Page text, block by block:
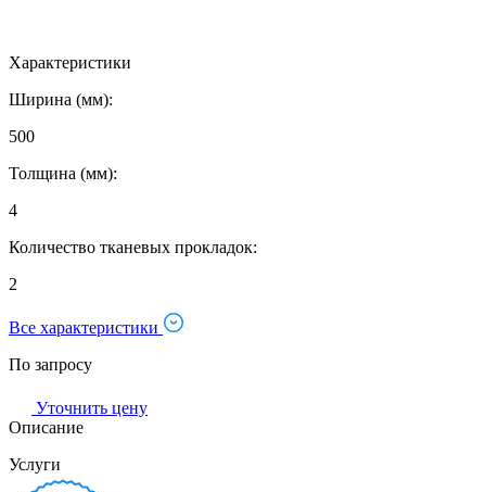
Характеристики
Ширина (мм):
500
Толщина (мм):
4
Количество тканевых прокладок:
2
Все характеристики
По запросу
Уточнить цену
Описание
Услуги